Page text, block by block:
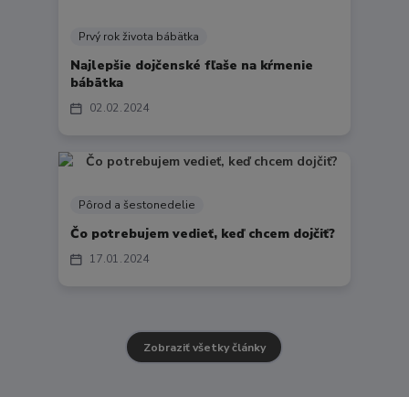
02 02 2024
Prvý rok života bábätka
Najlepšie dojčenské fľaše na kŕmenie
bábätka
17 01 2024
Pôrod a šestonedelie
Čo potrebujem vedieť, keď chcem dojčiť?
Zobraziť všetky články